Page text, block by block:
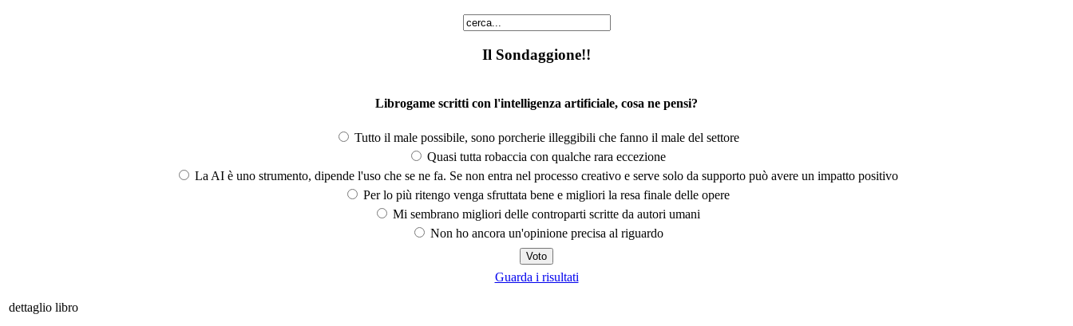
Il Sondaggione!!
Librogame scritti con l'intelligenza artificiale, cosa ne pensi?
Tutto il male possibile, sono porcherie illeggibili che fanno il male del settore
Quasi tutta robaccia con qualche rara eccezione
La AI è uno strumento, dipende l'uso che se ne fa. Se non entra nel processo creativo e serve solo da supporto può avere un impatto positivo
Per lo più ritengo venga sfruttata bene e migliori la resa finale delle opere
Mi sembrano migliori delle controparti scritte da autori umani
Non ho ancora un'opinione precisa al riguardo
Guarda i risultati
dettaglio libro